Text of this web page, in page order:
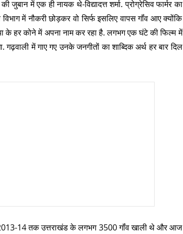
में एक ही नायक थे-विद्यादत्त शर्मा. प्रोग्रेसिव फार्मर का
में नौकरी छोड़कर वो सिर्फ इसलिए वापस गॉंव आए क्योंकि
के हर कोने में अपना नाम कर रहा है. लगभग एक घंटे की फिल्म में
में गाए गए उनके जनगीतों का शाब्दिक अर्थ हर बार दिल
14 तक उत्तराखंड के लगभग 3500 गॉंव खाली थे और आज